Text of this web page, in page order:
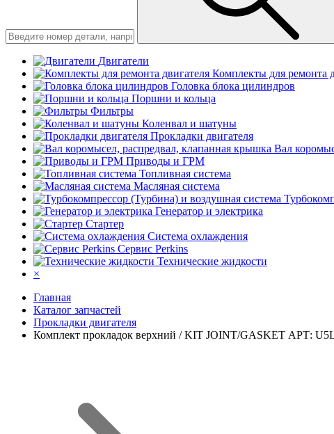
Двигатели
Комплекты для ремонта
Головка блока цилиндров
Поршни и кольца
Фильтры
Коленвал и шатуны
Прокладки двигателя
Вал
Приводы и ГРМ
Топливная система
Масляная система
Генератор и электрика
Стартер
Система охлаждения
Сервис Perkins
Технические жидкости
×
Главная
Каталог запчастей
Прокладки двигателя
Комплект прокладок верхний / KIT JOINT/GASKET АРТ: